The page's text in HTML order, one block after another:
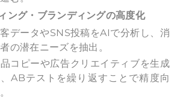
ング・ブランディングの高度化
データやSNS投稿をAIで分析し、消
の潜在ニーズを抽出。
コピーや広告クリエイティブを生成
、ABテストを繰り返すことで精度向